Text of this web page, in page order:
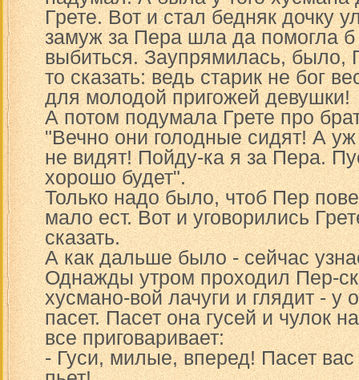
Грете. Вот и стал бедняк дочку
замуж за Пера шла да помогла
выбиться. Заупрямилась, было,
то сказать: ведь старик не бог
для молодой пригожей девушки!
А потом подумала Грете про
"Вечно они голодные сидят! А уж
не видят! Пойду-ка я за Пера.
хорошо будет".
Только надо было, чтоб Пер
мало ест. Вот и уговорились
сказать.
А как дальше было - сейчас
Однажды утром проходил Пер-
хусмано-вой лачуги и глядит - у
пасет. Пасет она гусей и чулок
все приговаривает:
- Гуси, милые, вперед! Пасет вас